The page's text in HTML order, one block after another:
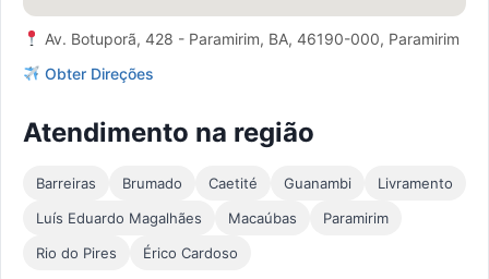
Av. Botuporã, 428 - Paramirim, BA, 46190-000, Paramirim
Obter Direções
Atendimento na região
Barreiras Brumado Caetité Guanambi
Livramento
Luís Eduardo Magalhães
Macaúbas
Paramirim
Rio do Pires
Érico Cardoso